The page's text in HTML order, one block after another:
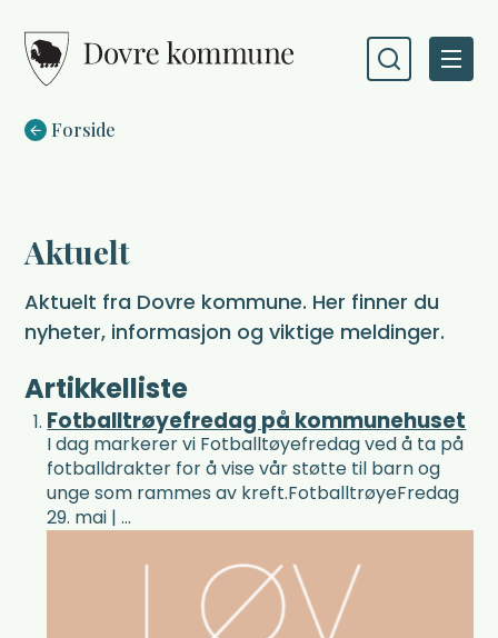
Du er her:
Forside
Aktuelt
Aktuelt fra Dovre kommune. Her finner du
nyheter, informasjon og viktige meldinger.
Artikkelliste
Fotballtrøyefredag på kommunehuset
I dag markerer vi Fotballtøyefredag ved å ta på
fotballdrakter for å vise vår støtte til barn og
unge som rammes av kreft.FotballtrøyeFredag
29. mai | ...